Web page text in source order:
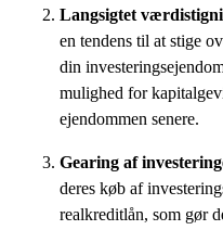
Langsigtet
en tendens til at stige
din
mulighed for
ejendommen senere.
Gearing af
deres køb af
realkreditlån, som gør